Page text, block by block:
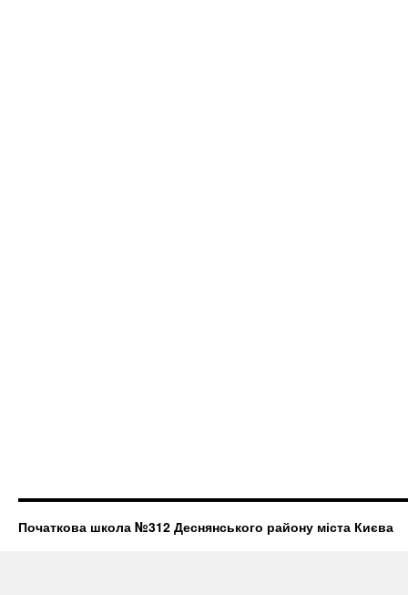
Початкова школа №312 Деснянського району міста Києва